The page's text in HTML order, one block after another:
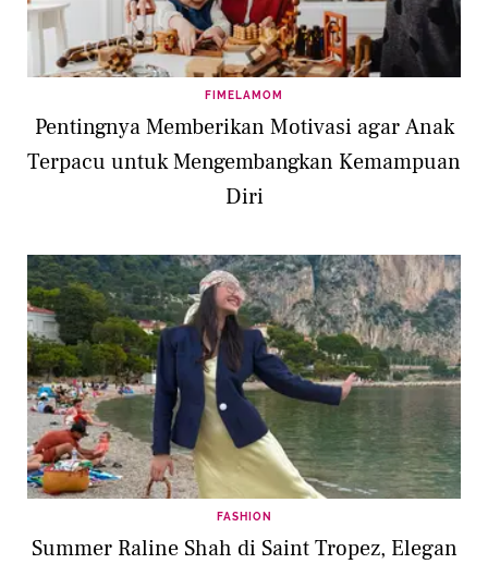
FIMELAMOM
Pentingnya Memberikan Motivasi agar Anak
Terpacu untuk Mengembangkan Kemampuan
Diri
FASHION
Summer Raline Shah di Saint Tropez, Elegan